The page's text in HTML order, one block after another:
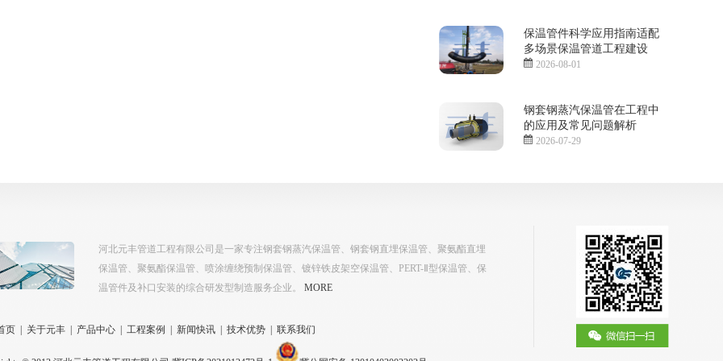
保温管件科学应用指南适配
多场景保温管道工程建设
2026-08-01
钢套钢蒸汽保温管在工程中
的应用及常见问题解析
2026-07-29
河北元丰管道工程有限公司是一家专注钢套钢蒸汽保温管、钢套钢直埋保温管、聚氨酯直埋
保温管、聚氨酯保温管、喷涂缠绕预制保温管、镀锌铁皮架空保温管、PERT-Ⅱ型保温管、保
温管件及补口安装的综合研发型制造服务企业。 MORE
页 关于元丰 产品中心 工程案例 新闻快讯 技术优势 联系我们